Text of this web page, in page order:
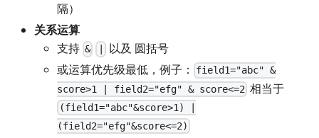
隔）
关系运算
支持 &
以及 圆括号
或运算优先级最低，例子：
field1="abc" &
score>1 | field2="efg" & score<=2 相当于
(field1="abc"&score>1) |
(field2="efg"&score<=2)